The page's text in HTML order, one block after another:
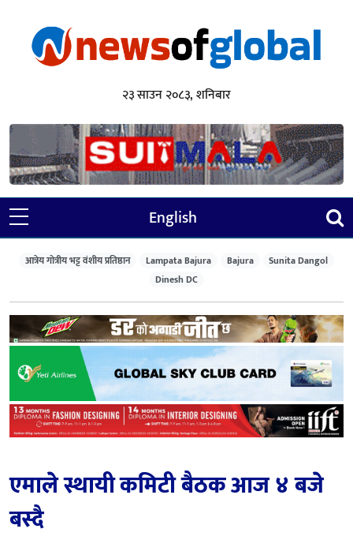
२३ साउन २०८३, शनिबार
English
आत्रेय गोत्रीय भट्ट वंशीय प्रतिष्ठान Lampata Bajura Bajura
Sunita Dangol
Dinesh DC
एमाले स्थायी कमिटी बैठक आज ४ बजे
बस्दै